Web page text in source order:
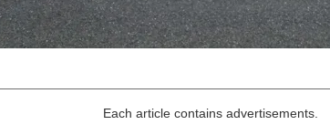
Each article contains advertisements.